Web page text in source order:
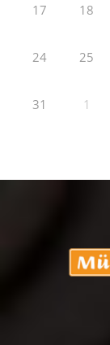
17 18
24 25
31 1